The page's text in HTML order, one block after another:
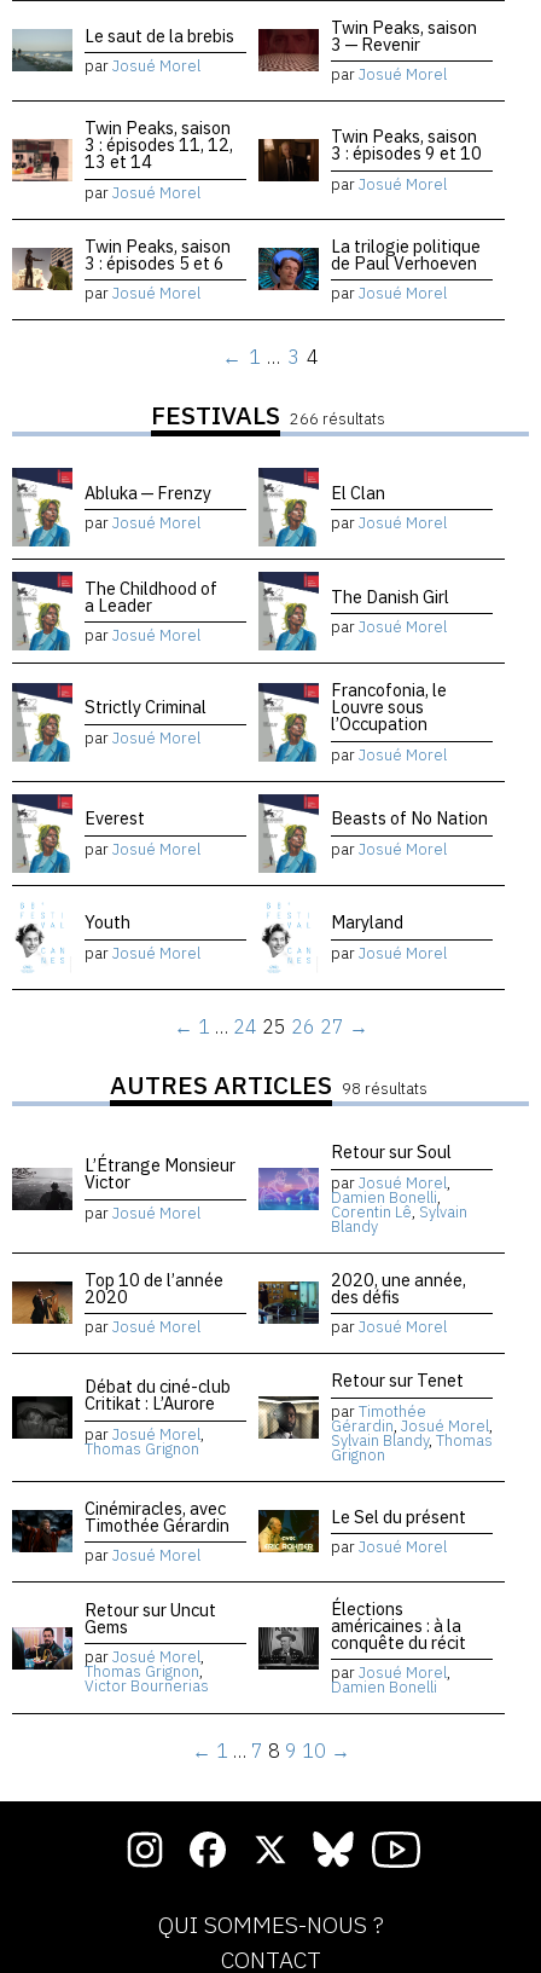
Le saut de la brebis
parJosué Morel
Twin Peaks, saison
3 — Revenir
parJosué Morel
Twin Peaks, saison
3 : épisodes 11, 12,
13 et 14
parJosué Morel
Twin Peaks, saison
3 : épisodes 9 et 10
parJosué Morel
Twin Peaks, saison
3 : épisodes 5 et 6
parJosué Morel
La trilogie politique
de Paul Verhoeven
parJosué Morel
← 1 … 3 4
FESTIVALS 266 résultats
Abluka — Frenzy
parJosué Morel
El Clan
parJosué Morel
The Childhood of
a Leader
parJosué Morel
The Danish Girl
parJosué Morel
Strictly Criminal
parJosué Morel
Francofonia, le
Louvre sous
l’Occupation
parJosué Morel
Everest
parJosué Morel
Beasts of No Nation
parJosué Morel
Youth
parJosué Morel
Maryland
parJosué Morel
← 1 … 24 25 26 27 →
AUTRES ARTICLES 98 résultats
L’Étrange Monsieur
Victor
parJosué Morel
Retour sur Soul
parJosué Morel,
Damien Bonelli,
Corentin Lê, Sylvain
Blandy
Top 10 de l’année
2020
parJosué Morel
2020, une année,
des défis
parJosué Morel
Débat du ciné-club
Critikat : L’Aurore
parJosué Morel,
Thomas Grignon
Retour sur Tenet
parTimothée
Gérardin, Josué Morel,
Sylvain Blandy, Thomas
Grignon
Cinémiracles, avec
Timothée Gérardin
parJosué Morel
Le Sel du présent
parJosué Morel
Retour sur Uncut
Gems
parJosué Morel,
Thomas Grignon,
Victor Bournerias
Élections
américaines : à la
conquête du récit
parJosué Morel,
Damien Bonelli
← 1 … 7 8 9 10 →
QUI SOMMES-NOUS ?
CONTACT